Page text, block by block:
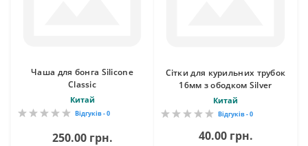
Чаша для бонга Silicone
Classic
Китай
Відгуків - 0
250.00 грн.
Сітки для курильних трубок
16мм з ободком Silver
Китай
Відгуків - 0
40.00 грн.